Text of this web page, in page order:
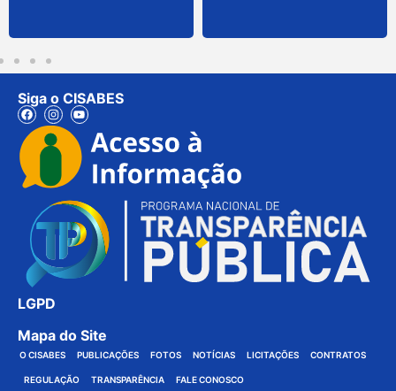
Siga o CISABES
LGPD
Mapa do Site
O CISABES PUBLICAÇÕES FOTOS NOTÍCIAS LICITAÇÕES CONTRATOS
REGULAÇÃO TRANSPARÊNCIA FALE CONOSCO